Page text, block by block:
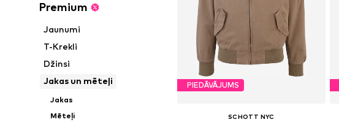
Premium
Jaunumi
T-Krekli
Džinsi
Jakas un mēteļi
Jakas
Mēteļi
PIEDĀVĀJUMS
SCHOTT NYC